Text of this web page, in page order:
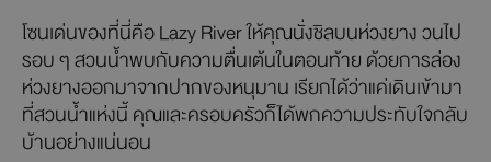
โซนเด่นของที่นี่คือ Lazy River ให้คุณนั่งชิลบนห่วงยาง วนไป
รอบ ๆ สวนน้ำพบกับความตื่นเต้นในตอนท้าย ด้วยการล่อง
ห่วงยางออกมาจากปากของหนุมาน เรียกได้ว่าแค่เดินเข้ามา
ที่สวนน้ำแห่งนี้ คุณและครอบครัวก็ได้พกความประทับใจกลับ
บ้านอย่างแน่นอน